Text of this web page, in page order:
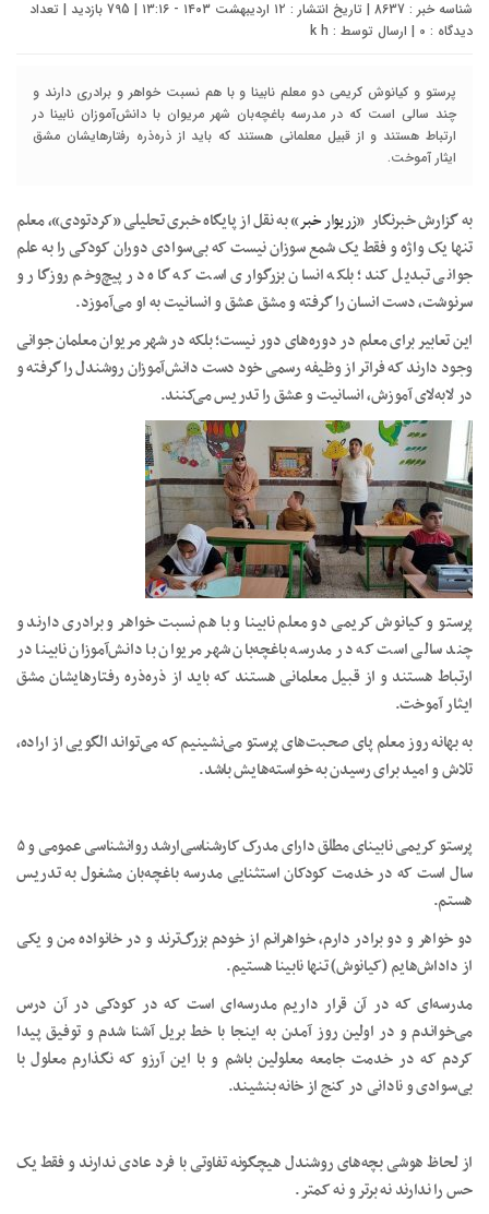
شناسه خبر : 8637 | تاریخ انتشار : ۱۲ اردیبهشت ۱۴۰۳ - ۱۳:۱۶ | 795 بازدید | تعداد
دیدگاه : 0 | ارسال توسط : k h
پرستو و کیانوش کریمی دو معلم نابینا و با هم نسبت خواهر و برادری دارند و
چند سالی است که در مدرسه باغچه‌بان شهر مریوان با دانش‌آموزان نابینا در
ارتباط هستند و از قبیل معلمانی هستند که باید از ذره‌ذره رفتارهایشان مشق
ایثار آموخت.
به گزارش خبرنگار «زریوار خبر» به نقل از پایگاه خبری تحلیلی «کردتودی»، معلم
تنها یک واژه و فقط یک شمع سوزان نیست که بی‌سوادی دوران کودکی را به علم
جوانی تبدیل کند؛ بلکه انسان بزرگواری است که گاه در پیچ‌وخم روزگار و
سرنوشت، دست انسان را گرفته و مشق عشق و انسانیت به او می‌آموزد.
این تعابیر برای معلم در دوره‌های دور نیست؛ بلکه در شهر مریوان معلمان جوانی
وجود دارند که فراتر از وظیفه رسمی خود دست دانش‌­آموزان روشن­دل را گرفته و
در لابه‌لای آموزش، انسانیت و عشق را تدریس می‌کنند.
پرستو و کیانوش کریمی دو معلم نابینا و با هم نسبت خواهر و برادری دارند و
چند سالی است که در مدرسه باغچه‌بان شهر مریوان با دانش‌آموزان نابینا در
ارتباط هستند و از قبیل معلمانی هستند که باید از ذره‌ذره رفتارهایشان مشق
ایثار آموخت.
به بهانه روز معلم پای صحبت‌های پرستو می‌نشینیم که می‌تواند الگویی از اراده،
تلاش و امید برای رسیدن به خواسته‌هایش باشد.
پرستو کریمی نابینای مطلق دارای مدرک کارشناسی‌ارشد روان­شناسی عمومی و ۵
سال است که در خدمت کودکان استثنایی مدرسه باغچه‌بان مشغول به تدریس
هستم.
دو خواهر و دو برادر دارم، خواهرانم از خودم بزرگ‌ترند و در خانواده من و یکی
از داداش‌هایم (کیانوش) تنها نابینا هستیم.
مدرسه‌ای که در آن قرار داریم مدرسه‌ای است که در کودکی در آن درس
می‌خواندم و در اولین روز آمدن به اینجا با خط بریل آشنا شدم و توفیق پیدا
کردم که در خدمت جامعه معلولین باشم و با این آرزو که نگذارم معلول با
بی‌سوادی و نادانی در کنج از خانه بنشیند.
از لحاظ هوشی بچه‌های روشن­دل هیچ­گونه تفاوتی با فرد عادی ندارند و فقط یک
حس را ندارند نه برتر و نه کمتر.